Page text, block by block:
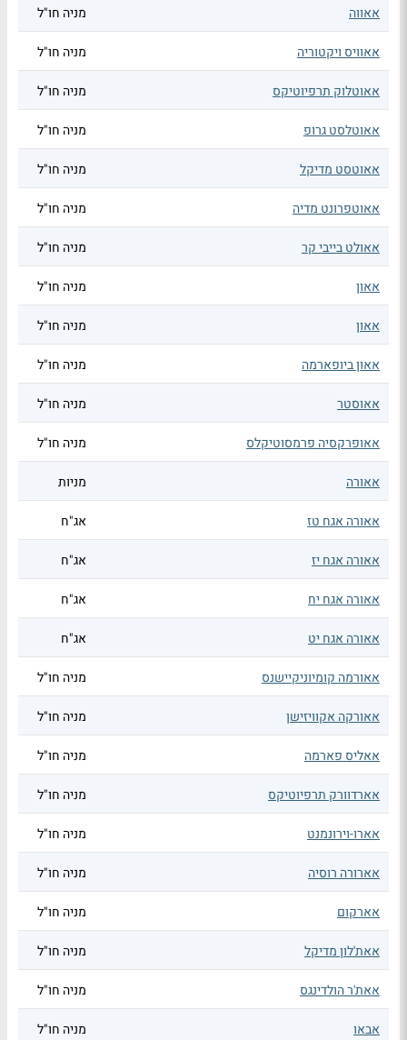
אאווה מניה חו"ל
אאוויס ויקטוריה מניה חו"ל
אאוטלוק תרפיוטיקס מניה חו"ל
אאוטלסט גרופ מניה חו"ל
אאוטסט מדיקל מניה חו"ל
אאוטפרונט מדיה מניה חו"ל
אאולט בייבי קר מניה חו"ל
אאון מניה חו"ל
אאון מניה חו"ל
אאון ביופארמה מניה חו"ל
אאוסטר מניה חו"ל
אאופרקסיה פרמסוטיקלס מניה חו"ל
אאורה מניות
אאורה אגח טז אג"ח
אאורה אגח יז אג"ח
אאורה אגח יח אג"ח
אאורה אגח יט אג"ח
אאורמה קומיוניקיישנס מניה חו"ל
אאורקה אקוויזישן מניה חו"ל
אאליס פארמה מניה חו"ל
אארדוורק תרפיוטיקס מניה חו"ל
אארו-וירונמנט מניה חו"ל
אארורה רוסיה מניה חו"ל
אארקום מניה חו"ל
אאת'לון מדיקל מניה חו"ל
אאת'ר הולדינגס מניה חו"ל
אבאו מניה חו"ל